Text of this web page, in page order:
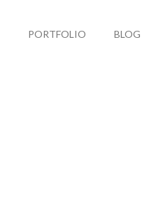
PORTFOLIO BLOG